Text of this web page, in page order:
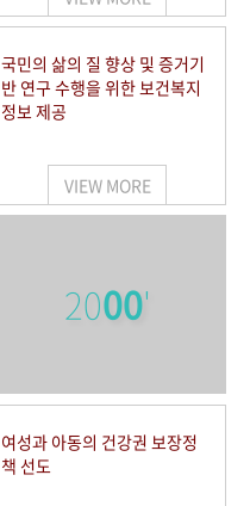
국민의 삶의 질 향상 및 증거기
반 연구 수행을 위한 보건복지
정보 제공
VIEW MORE
2000'
여성과 아동의 건강권 보장정
책 선도